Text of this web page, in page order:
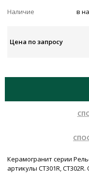
Наличие в
Цена по запросу
Керамогранит серии
артикулы CT301R,